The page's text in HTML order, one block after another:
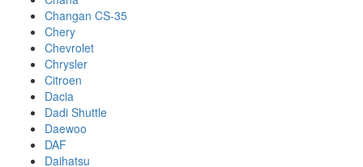
Changan CS-35
Chery
Chevrolet
Chrysler
Citroen
Dacia
Dadi Shuttle
Daewoo
DAF
Daihatsu